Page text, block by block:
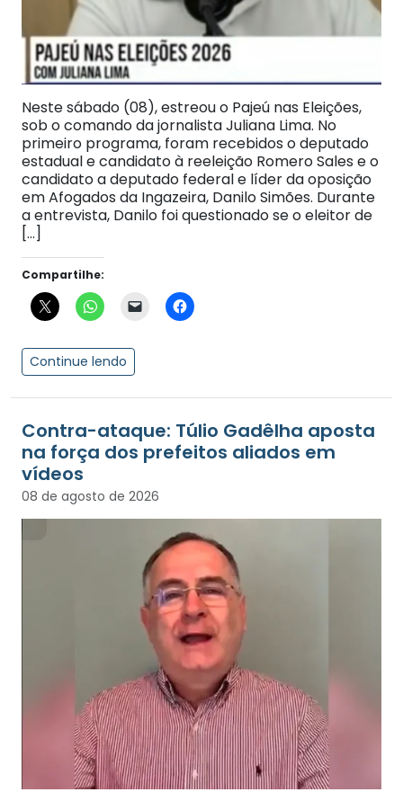
Neste sábado (08), estreou o Pajeú nas Eleições,
sob o comando da jornalista Juliana Lima. No
primeiro programa, foram recebidos o deputado
estadual e candidato à reeleição Romero Sales e o
candidato a deputado federal e líder da oposição
em Afogados da Ingazeira, Danilo Simões. Durante
a entrevista, Danilo foi questionado se o eleitor de
[…]
Compartilhe:
Continue lendo
Contra-ataque: Túlio Gadêlha aposta
na força dos prefeitos aliados em
vídeos
08 de agosto de 2026